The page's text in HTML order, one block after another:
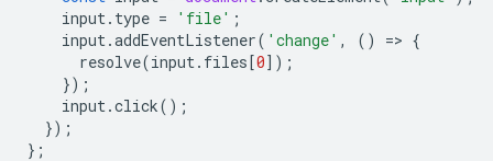
input. type = 'file' ;
input.addEventListener( 'change' , () => {
resolve(input. files[0]);
});
input.click();
});
};